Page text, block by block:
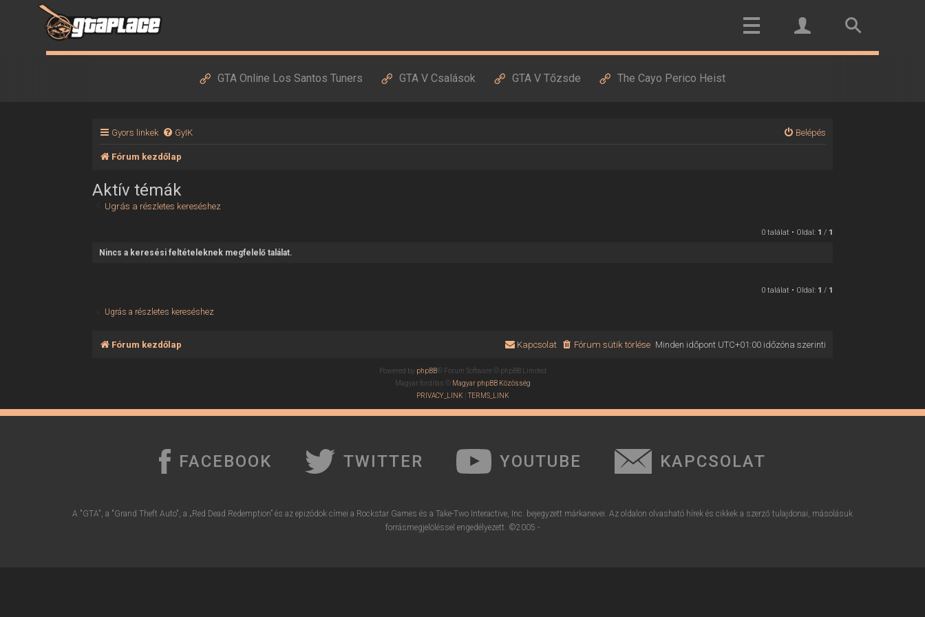
GTA Online Los Santos Tuners GTA V Csalások GTA V Tőzsde The Cayo Perico Heist
Gyors linkek GyIK Belépés
Fórum kezdőlap
Aktív témák
Ugrás a részletes kereséshez
0 találat • Oldal: 1 / 1
Nincs a keresési feltételeknek megfelelő találat.
0 találat • Oldal: 1 / 1
Ugrás a részletes kereséshez
Fórum kezdőlap Minden időpont UTC+01:00időzóna szerinti
Fórum sütik törlése
Kapcsolat
Powered by phpBB® Forum Software © phpBB Limited
Magyar fordítás © Magyar phpBB Közösség
PRIVACY_LINK |TERMS_LINK
FACEBOOK TWITTER YOUTUBE KAPCSOLAT
A "GTA", a "Grand Theft Auto", a „Red Dead Redemption” és az epizódok címei a Rockstar Games és a Take-Two Interactive, Inc. bejegyzett márkanevei. Az oldalon olvasható hírek és cikkek a szerző tulajdonai, másolásuk
forrásmegjelöléssel engedélyezett. ©2005 -